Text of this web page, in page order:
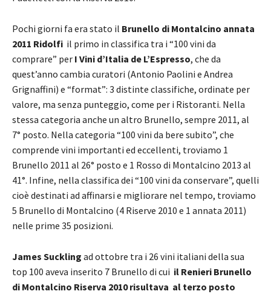
Pochi giorni fa era stato il Brunello di Montalcino annata
2011 Ridolfi il primo in classifica tra i “100 vini da
comprare” per I Vini d’Italia de L’Espresso, che da
quest’anno cambia curatori (Antonio Paolini e Andrea
Grignaffini) e “format”: 3 distinte classifiche, ordinate per
valore, ma senza punteggio, come per i Ristoranti. Nella
stessa categoria anche un altro Brunello, sempre 2011, al
7° posto. Nella categoria “100 vini da bere subito”, che
comprende vini importanti ed eccellenti, troviamo 1
Brunello 2011 al 26° posto e 1 Rosso di Montalcino 2013 al
41°. Infine, nella classifica dei “100 vini da conservare”, quelli
cioè destinati ad affinarsi e migliorare nel tempo, troviamo
5 Brunello di Montalcino (4 Riserve 2010 e 1 annata 2011)
nelle prime 35 posizioni.
James Suckling ad ottobre tra i 26 vini italiani della sua
top 100 aveva inserito 7 Brunello di cui il Renieri Brunello
di Montalcino Riserva 2010 risultava al terzo posto